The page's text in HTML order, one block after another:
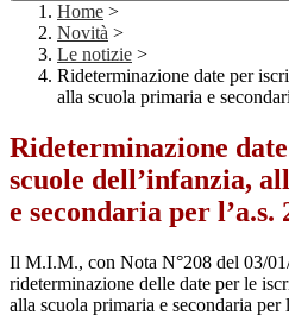
Home >
Novità >
Le notizie >
Rideterminazione date per
alla scuola primaria e
Rideterminazione
scuole dell’infanzia,
e secondaria per l’a.s.
Il M.I.M., con Nota N°208 del 03/
rideterminazione delle date per le
alla scuola primaria e secondaria per